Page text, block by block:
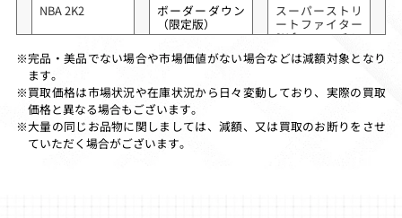
NBA 2K2
買取価格
12,000
ボーダーダウン
（限定版）
買取価格
12,000
スーパーストリ
ートファイター
2X for マッチン
グサービス
買取価格
※完品・美品でない場合や市場価値がない場合などは減額対象となり
ます。
※ 買取価格は市場状況や在庫状況から日々変動しており、実際の買取
価格と異なる場合もございます。
※大量の同じお品物に関しましては、減額、又は買取のお断りをさせ
ていただく場合がございます。